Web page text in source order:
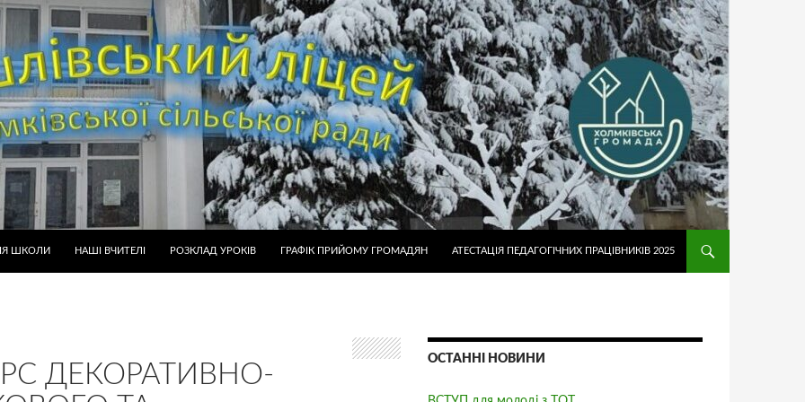
ШКОЛИ НАШІ ВЧИТЕЛІ РОЗКЛАД УРОКІВ ГРАФІК ПРИЙОМУ ГРОМАДЯН АТЕСТАЦІЯ ПЕДАГОГІЧНИХ ПРАЦІВНИКІВ 2025
ДЕКОРАТИВНО-
ОСТАННІ НОВИНИ